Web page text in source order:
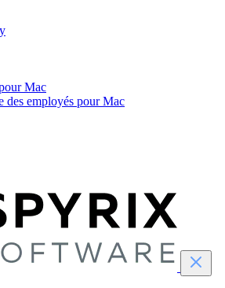
Mac
des employés pour Mac